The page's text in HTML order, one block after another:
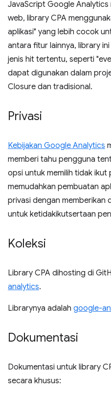
JavaScript Google
web, library CPA
aplikasi" yang lebih cocok
antara fitur lainnya, library
jenis hit tertentu, seperti
dapat digunakan dalam
Closure dan tradisional.
Privasi
Kebijakan Google Analytics
memberi tahu pengguna
opsi untuk memilih tidak ikut
memudahkan pembuatan
privasi dengan memberikan
untuk ketidakikutsertaan
Koleksi
Library CPA dihosting di
analytics.
Librarynya adalah google-
Dokumentasi
Dokumentasi untuk library
secara khusus: